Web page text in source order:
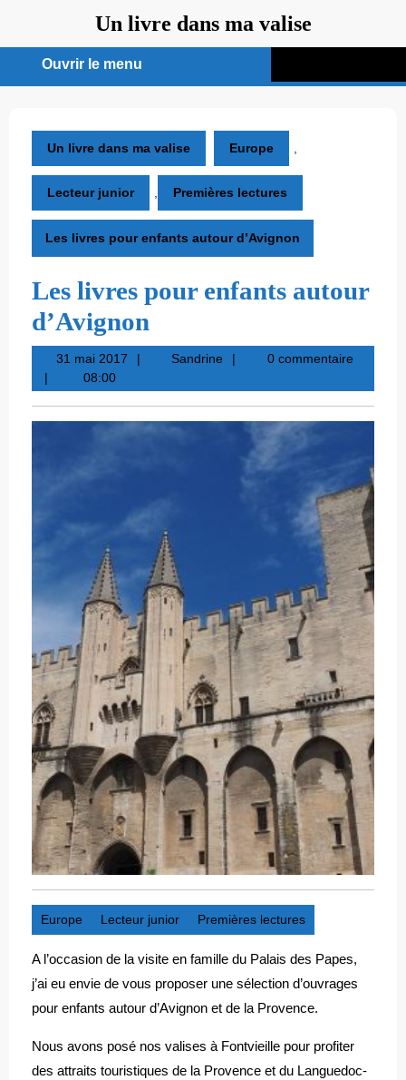
contenu
Un livre dans ma valise
Ouvrir le menu
menu
Un livre dans ma valise Europe
Lecteur junior Premières lectures
Les livres pour enfants autour d’Avignon
Les livres pour enfants autour
d’Avignon
31 mai 201731
2017
SandrineSandrine0 commentaire
08:00
Europe Lecteur junior Premières lectures
A l’occasion de la visite en famille du Palais des Papes,
j’ai eu envie de vous proposer une sélection d’ouvrages
pour enfants autour d’Avignon et de la Provence.
Nous avons posé nos valises à Fontvieille pour profiter
des attraits touristiques de la Provence et du Languedoc-